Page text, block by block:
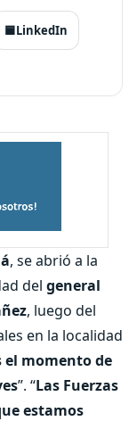
🟦LinkedIn
, se abrió a la
del general
, luego del
en la localidad
el momento de
”. “Las Fuerzas
estamos